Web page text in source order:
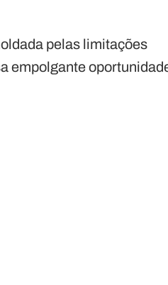
pelas limitações
empolgante